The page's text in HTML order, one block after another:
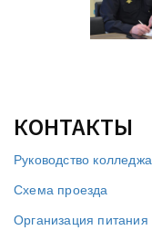
КОНТАКТЫ
Руководство колледжа
Схема проезда
Организация питания